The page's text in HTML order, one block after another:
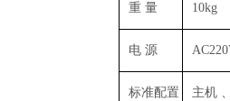
重 量 10kg
电 源
标准配置 主机